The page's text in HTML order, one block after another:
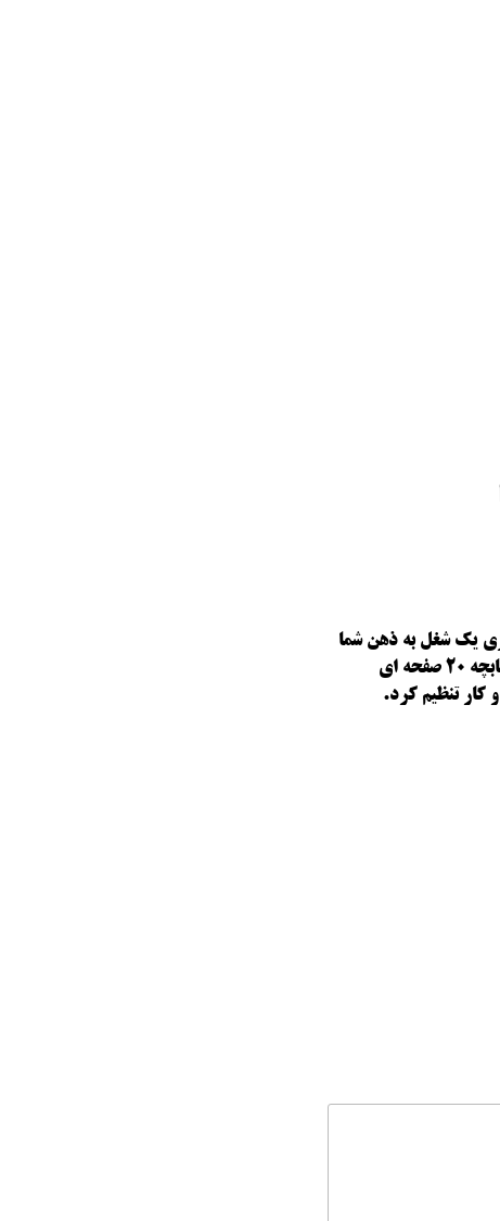
یک شغل به ذهن شما
برسد و چه زمانی که می خواهید بازنگری در جنبه های مختلف شغل خود داشته باشید. این کتابچه 20 صفحه ای
تنظیم کرد.